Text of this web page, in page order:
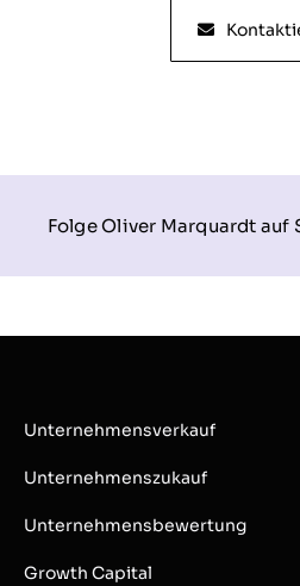
Folge Oliver Marquardt auf
Unternehmensverkauf
Unternehmenszukauf
Unternehmensbewertung
Growth Capital